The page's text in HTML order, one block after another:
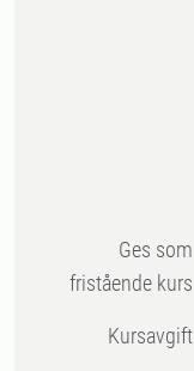
Ges som
fristående kurs
Kursavgift